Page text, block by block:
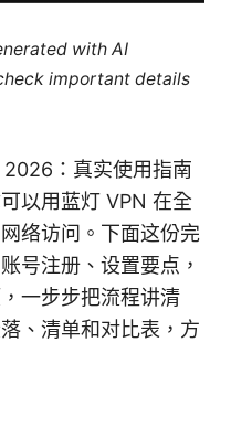
with AI
important details
：真实使用指南
以用蓝灯 VPN 在全
络访问。下面这份完
号注册、设置要点，
一步步把流程讲清
、清单和对比表，方